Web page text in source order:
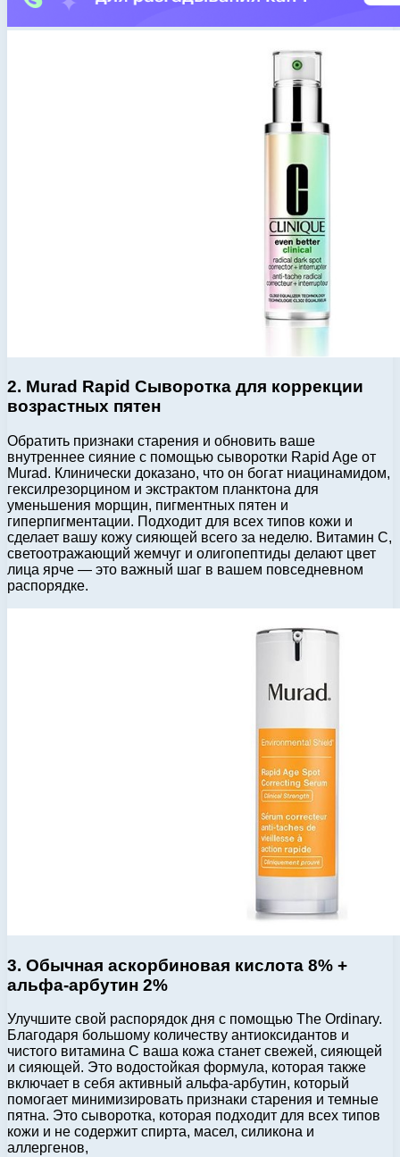
2. Murad Rapid Сыворотка для коррекции
возрастных пятен
Обратить признаки старения и обновить ваше
внутреннее сияние с помощью сыворотки Rapid Age от
Murad. Клинически доказано, что он богат ниацинамидом,
гексилрезорцином и экстрактом планктона для
уменьшения морщин, пигментных пятен и
гиперпигментации. Подходит для всех типов кожи и
сделает вашу кожу сияющей всего за неделю. Витамин С,
светоотражающий жемчуг и олигопептиды делают цвет
лица ярче — это важный шаг в вашем повседневном
распорядке.
3. Обычная аскорбиновая кислота 8% +
альфа-арбутин 2%
Улучшите свой распорядок дня с помощью The Ordinary.
Благодаря большому количеству антиоксидантов и
чистого витамина С ваша кожа станет свежей, сияющей
и сияющей. Это водостойкая формула, которая также
включает в себя активный альфа-арбутин, который
помогает минимизировать признаки старения и темные
пятна. Это сыворотка, которая подходит для всех типов
кожи и не содержит спирта, масел, силикона и
аллергенов,